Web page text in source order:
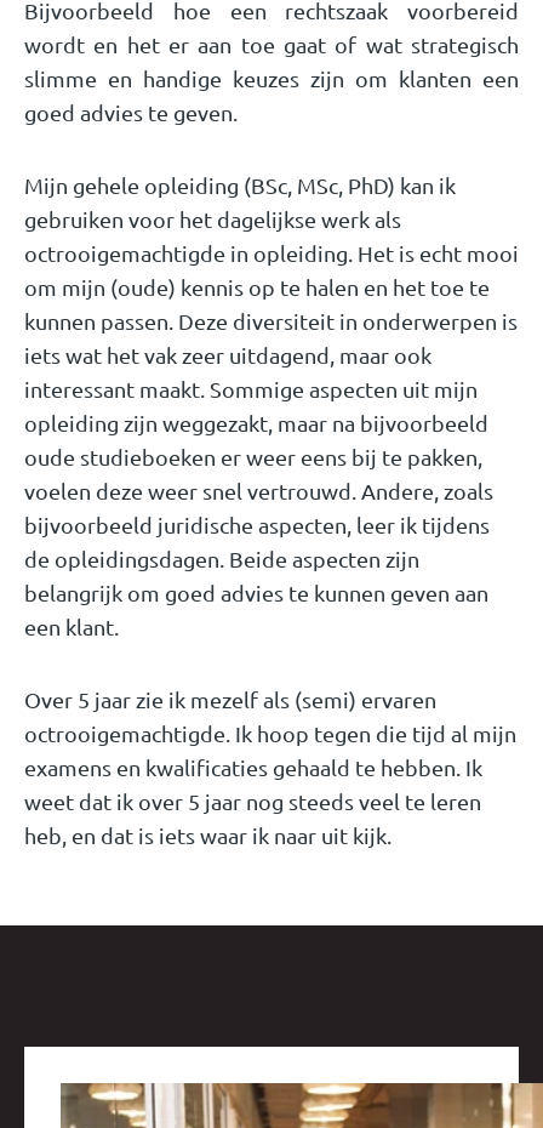
Bijvoorbeeld hoe een rechtszaak voorbereid
wordt en het er aan toe gaat of wat strategisch
slimme en handige keuzes zijn om klanten een
goed advies te geven.
Mijn gehele opleiding (BSc, MSc, PhD) kan ik
gebruiken voor het dagelijkse werk als
octrooigemachtigde in opleiding. Het is echt mooi
om mijn (oude) kennis op te halen en het toe te
kunnen passen. Deze diversiteit in onderwerpen is
iets wat het vak zeer uitdagend, maar ook
interessant maakt. Sommige aspecten uit mijn
opleiding zijn weggezakt, maar na bijvoorbeeld
oude studieboeken er weer eens bij te pakken,
voelen deze weer snel vertrouwd. Andere, zoals
bijvoorbeeld juridische aspecten, leer ik tijdens
de opleidingsdagen. Beide aspecten zijn
belangrijk om goed advies te kunnen geven aan
een klant.
Over 5 jaar zie ik mezelf als (semi) ervaren
octrooigemachtigde. Ik hoop tegen die tijd al mijn
examens en kwalificaties gehaald te hebben. Ik
weet dat ik over 5 jaar nog steeds veel te leren
heb, en dat is iets waar ik naar uit kijk.